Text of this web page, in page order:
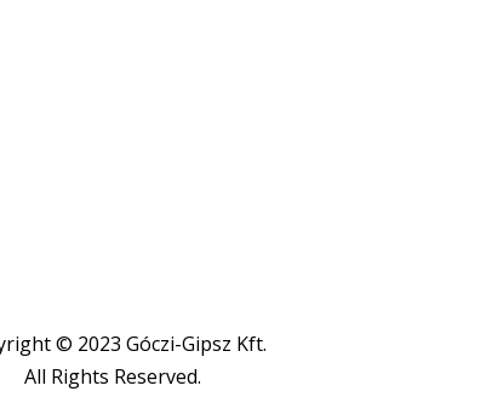
© 2023 Góczi-Gipsz Kft.
All Rights Reserved.